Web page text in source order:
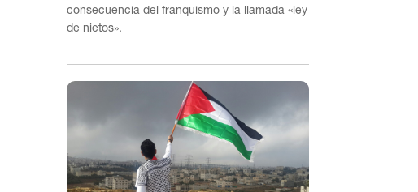
consecuencia del franquismo y la llamada «ley
de nietos».